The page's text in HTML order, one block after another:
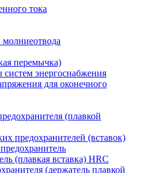
тока
молниеотвода
перемычка)
энергоснабжения
для оконечного
(плавкой
предохранителей (вставок)
(плавкая вставка) HRC
(держатель плавкой